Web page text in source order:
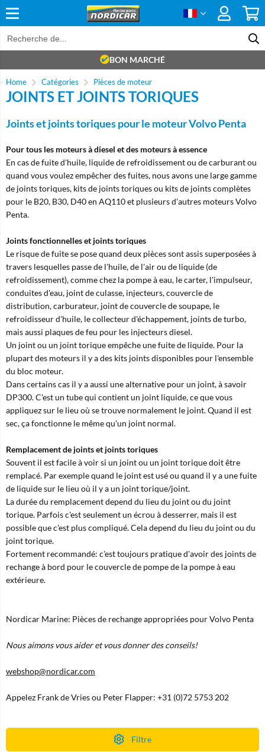
BON MARCHÉ
Home Catégories Pièces de moteur
JOINTS ET JOINTS TORIQUES
Joints et joints toriques pour le moteur Volvo Penta
Pour tous les moteurs à diesel et des moteurs à essence
En cas de fuite d'huile, liquide de refroidissement ou de carburant ou
quand vous voulez empêcher des fuites, nous avons une large gamme
de joints toriques, kits de joints toriques ou kits de joints complètes
pour le B20, B30, D40 en AQ110 et plusieurs d'autres moteurs Volvo
Penta.
Joints fonctionnelles et joints toriques
Le risque de fuite se pose quand deux pièces sont assis superposées à
travers lesquelles passe de l'huile, de l'air ou de liquide (de
refroidissement), comme chez la pompe à eau, le carter, l'impulseur,
conduites d'eau, joint de culasse, injecteurs, couvercle de
distribution, carburateur, joint de couvercle de soupape, le
refroidisseur d'huile, le collecteur d'échappement, joints de turbo,
mais aussi plaques de feu pour les injecteurs diesel.
Un joint ou un joint torique empêche une fuite de liquide. Pour la
plupart des moteurs il y a des kits joints disponibles pour l'ensemble
du bloc moteur.
Dans certains cas il y a aussi une alternative pour un joint, à savoir
DP300. C'est un tube qui contient un joint liquide, ce que vous
appliquez sur le lieu où se trouve normalement le joint. Quand il est
sec, ça fonctionne le même qu'un joint normal.
Remplacement de joints et joints toriques
Souvent il est facile à voir si un joint ou un joint torique doit être
remplacé. Par exemple quand le joint est usé ou quand il y a une fuite
de liquide sur le lieu où il y a un joint torique/joint.
La durée du remplacement depend du lieu du joint ou du joint
torique. Parfois c'est seulement un écrou à desserrer, mais il est
possible que c'est plus compliqué. Cela depend du lieu du joint ou du
joint torique.
Fortement recommandé: c'est toujours pratique d'avoir des joints de
rechange à bord pour le couvercle de pompe de la pompe à eau
extérieure.
Nordicar Marine: Pièces de rechange appropriées pour Volvo Penta
Nous aimons vous aider et vous donner des conseils!
webshop@nordicar.com
Appelez Frank de Vries ou Peter Flapper: +31 (0)72 5753 202
Filtre